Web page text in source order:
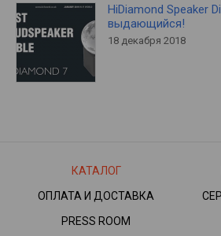
HiDiamond Speaker
выдающийся!
18 декабря 2018
КАТАЛОГ
ОПЛАТА И ДОСТАВКА
PRESS ROOM